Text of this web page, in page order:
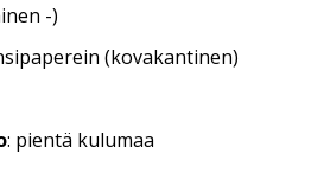
-)
(kovakantinen)
: pientä kulumaa